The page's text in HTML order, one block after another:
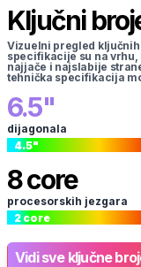
Ključni
Vizuelni pregled
specifikacije su na vrhu,
najjače i najslabije
tehnička specifikacija
6.5"
dijagonala
4.5"
8core
procesorskih jezgara
2 core
Vidi sve ključne